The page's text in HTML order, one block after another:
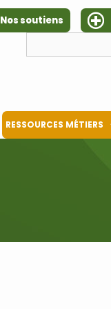
Nos soutiens
RESSOURCES MÉTIERS